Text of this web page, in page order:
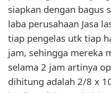
siapkan dengan bagus
laba perusahaan Jasa
tiap pengelas utk tiap
jam, sehingga mereka
selama 2 jam artinya
dihitung adalah 2/8 x